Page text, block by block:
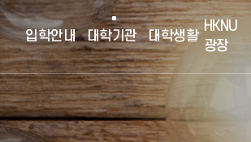
입학안내 대학기관 대학생활
HKNU
광장